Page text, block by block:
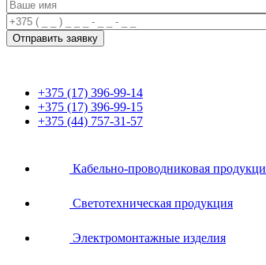
+375 (17) 396-99-14
+375 (17) 396-99-15
+375 (44) 757-31-57
Кабельно-проводниковая
Светотехническая продукция
Электромонтажные изделия